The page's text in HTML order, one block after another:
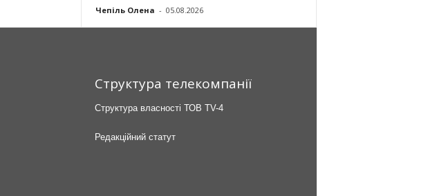
Чепіль Олена - 05.08.2026
Структура телекомпанії
Структура власності ТОВ TV-4
Редакційний статут